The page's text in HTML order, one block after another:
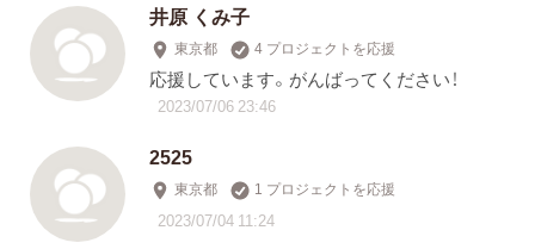
井原 くみ子
東京都 4 プロジェクトを応援
応援しています。がんばってください！
2023/07/06 23:46
2525
東京都 1 プロジェクトを応援
2023/07/04 11:24